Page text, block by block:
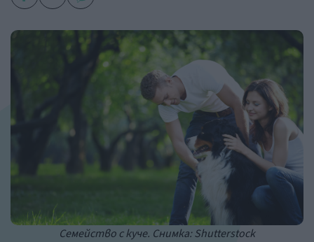
Семейство с куче. Снимка: Shutterstock